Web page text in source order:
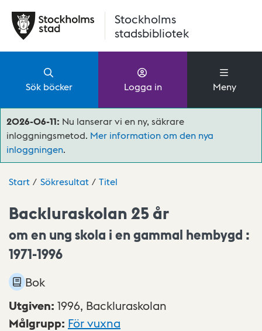
Stockholms
stadsbibliotek
Sök böcker Logga in Meny
2026-06-11: Nu lanserar vi en ny, säkrare
inloggningsmetod. Mer information om den nya
inloggningen.
Start Sökresultat Titel
Backluraskolan 25 år
om en ung skola i en gammal hembygd :
1971-1996
Bok
Utgiven: 1996, Backluraskolan
Målgrupp: För vuxna